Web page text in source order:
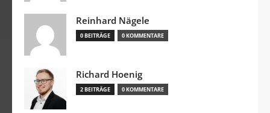
Reinhard Nägele
0 BEITRÄGE 0 KOMMENTARE
Richard Hoenig
2 BEITRÄGE 0 KOMMENTARE